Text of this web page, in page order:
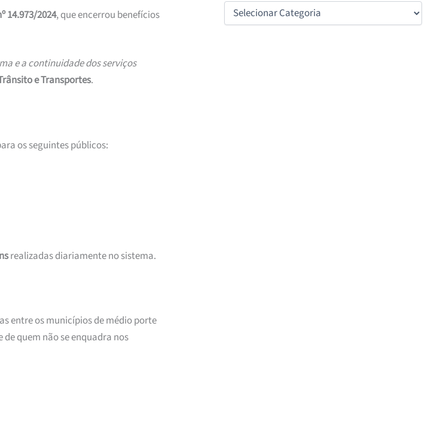
14.973/2024, que encerrou benefícios
e a continuidade dos serviços
e Transportes.
os seguintes públicos:
realizadas diariamente no sistema.
entre os municípios de médio porte
quem não se enquadra nos